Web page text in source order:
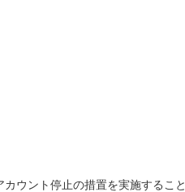
ウント停止の措置を実施すること